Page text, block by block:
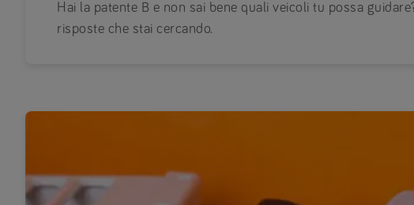
Hai la patente B e non sai bene quali veicoli tu possa
risposte che stai cercando.